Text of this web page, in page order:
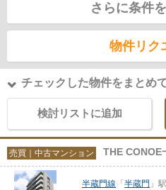
さらに条件
物件リク
チェックした物件をまとめ
検討リストに追加
売買｜中古マンション THE CONOE
半蔵門線 「 半蔵門 」